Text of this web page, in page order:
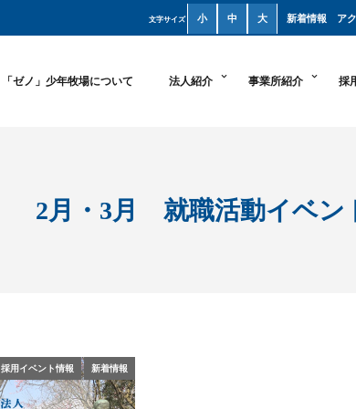
文字サイズ 小 中 大 新着情報 ア
「ゼノ」少年牧場について 法人紹介 事業所紹介 採
2月・3月 就職活動イベン
採用イベント情報 新着情報